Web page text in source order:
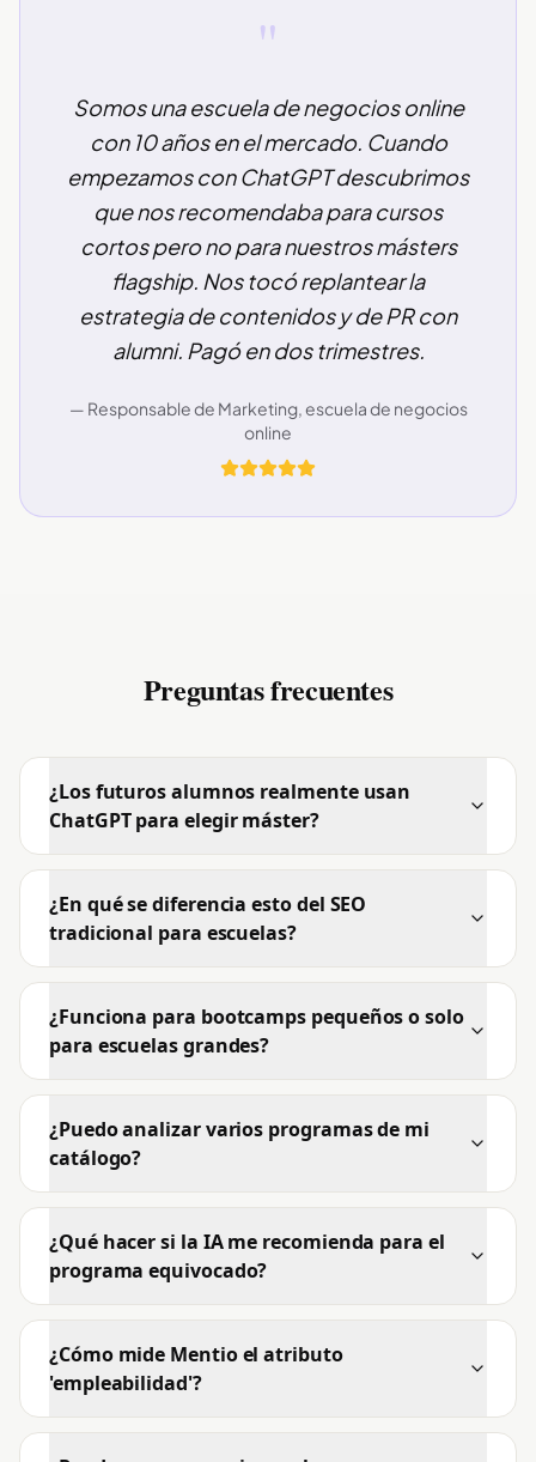
"
Somos una escuela de negocios online
con 10 años en el mercado. Cuando
empezamos con ChatGPT descubrimos
que nos recomendaba para cursos
cortos pero no para nuestros másters
flagship. Nos tocó replantear la
estrategia de contenidos y de PR con
alumni. Pagó en dos trimestres.
— Responsable de Marketing, escuela de negocios
online
Preguntas frecuentes
¿Los futuros alumnos realmente usan
ChatGPT para elegir máster?
¿En qué se diferencia esto del SEO
tradicional para escuelas?
¿Funciona para bootcamps pequeños o solo
para escuelas grandes?
¿Puedo analizar varios programas de mi
catálogo?
¿Qué hacer si la IA me recomienda para el
programa equivocado?
¿Cómo mide Mentio el atributo
'empleabilidad'?